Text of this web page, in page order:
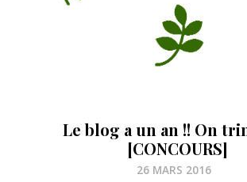
Le blog a un an !! On
[CONCOURS]
26 MARS 2016